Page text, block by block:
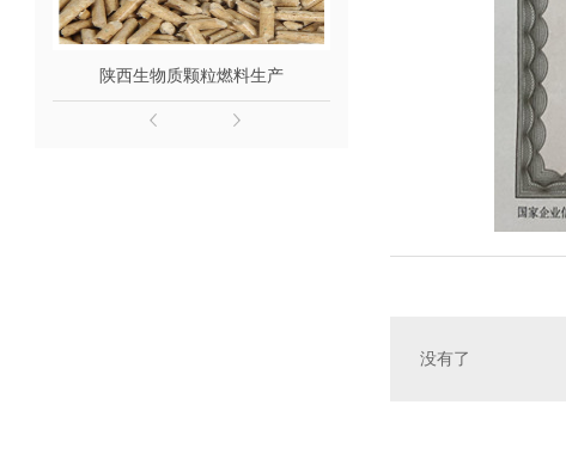
陕西生物质颗粒燃料生产 陕西颗粒燃料厂家
没有了